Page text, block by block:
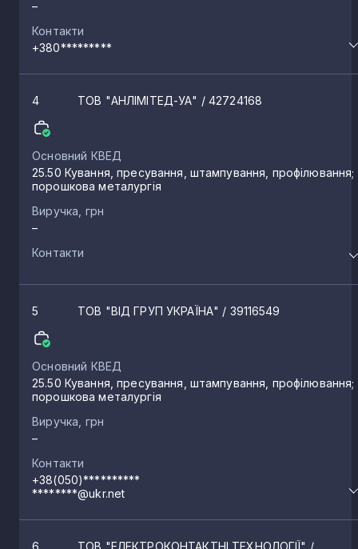
–
Контакти
+380*********
4 ТОВ "АНЛІМІТЕД-УА" / 42724168
Основний КВЕД
25.50 Кування, пресування, штампування, профілювання;
порошкова металургія
Виручка, грн
–
Контакти
5 ТОВ "ВІД ГРУП УКРАЇНА" / 39116549
Основний КВЕД
25.50 Кування, пресування, штампування, профілювання;
порошкова металургія
Виручка, грн
–
Контакти
+38(050)**********
********@ukr.net
6 ТОВ "ЕЛЕКТРОКОНТАКТНІ ТЕХНОЛОГІЇ" /